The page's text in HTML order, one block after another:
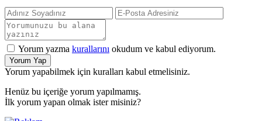
Yorum yazma kurallarını okudum ve kabul ediyorum.
Yorum Yap
Yorum yapabilmek için kuralları kabul etmelisiniz.
Henüz bu içeriğe yorum yapılmamış.
İlk yorum yapan olmak ister misiniz?